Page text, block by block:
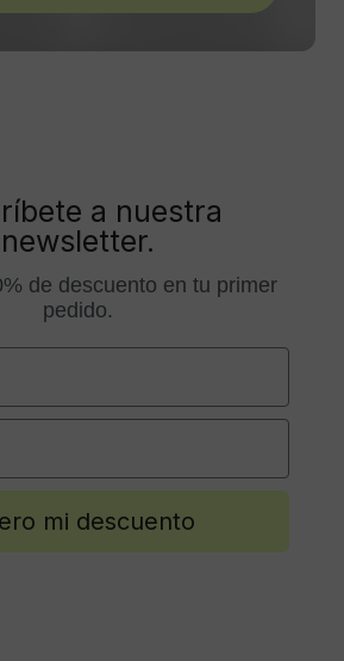
a nuestra
newsletter.
de descuento en tu primer
pedido.
mi descuento